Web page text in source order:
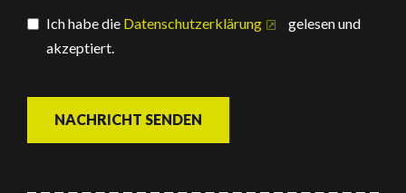
Ich habe die Datenschutzerklärung
gelesen und
akzeptiert.
NACHRICHT SENDEN